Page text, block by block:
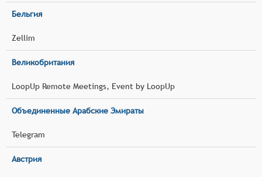
Бельгия
Zellim
Великобритания
LoopUp Remote Meetings, Event by LoopUp
Объединенные Арабские Эмираты
Telegram
Австрия